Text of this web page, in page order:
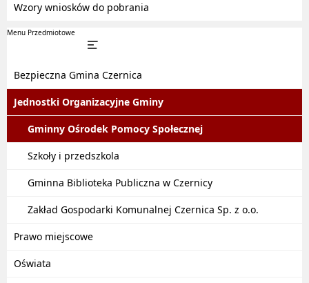
Wzory wniosków do pobrania
Menu Przedmiotowe
Bezpieczna Gmina Czernica
Jednostki Organizacyjne Gminy
Gminny Ośrodek Pomocy Społecznej
Szkoły i przedszkola
Gminna Biblioteka Publiczna w Czernicy
Zakład Gospodarki Komunalnej Czernica Sp. z o.o.
Prawo miejscowe
Oświata